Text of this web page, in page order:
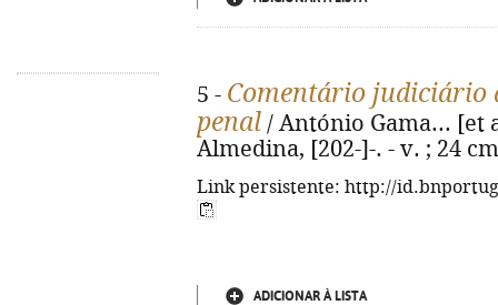
5 - Comentário judiciário
penal / António Gama... [et
Almedina, [202-]-. - v. ; 24
Link persistente: http://
ADICIONAR À LISTA